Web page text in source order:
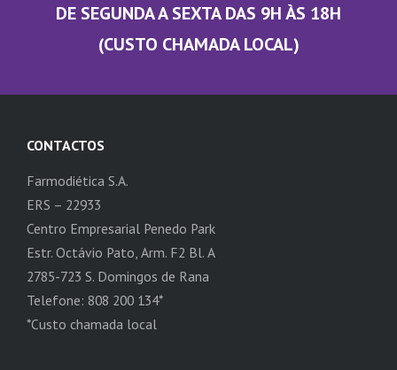
DE SEGUNDA A SEXTA DAS 9H ÀS 18H
(CUSTO CHAMADA LOCAL)
CONTACTOS
Farmodiética S.A.
ERS – 22933
Centro Empresarial Penedo Park
Estr. Octávio Pato, Arm. F2 Bl. A
2785-723 S. Domingos de Rana
Telefone: 808 200 134*
*Custo chamada local